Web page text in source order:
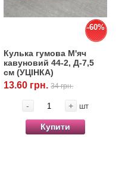
-60%
Кулька гумова М'яч
кавуновий 44-2, Д-7,5
см (УЦІНКА)
13.60 грн.34 грн.
- + шт
Купити